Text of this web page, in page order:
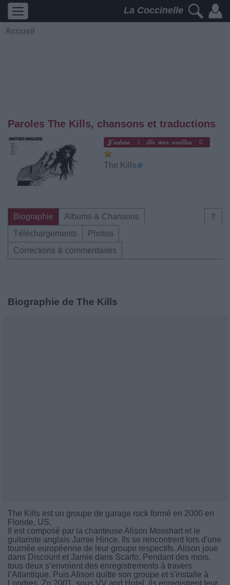
La Coccinelle
Accueil
Paroles The Kills, chansons et traductions
1 0
The Kills
⇑
Biographie
Albums & Chansons
Téléchargements
Photos
Corrections & commentaires
Biographie de The Kills
The Kills est un groupe de garage rock formé en 2000 en
Floride, US.
Il est composé par la chanteuse Alison Mosshart et le
guitariste anglais Jamie Hince. Ils se rencontrent lors d'une
tournée européenne de leur groupe respectifs. Alison joue
dans Discount et Jamie dans Scarfo. Pendant des mois,
tous deux s’envoient des enregistrements à travers
l’Atlantique. Puis Alison quitte son groupe et s'installe à
Londres. Zn 2001, sous VV and Hotel, ils enregistrent leur